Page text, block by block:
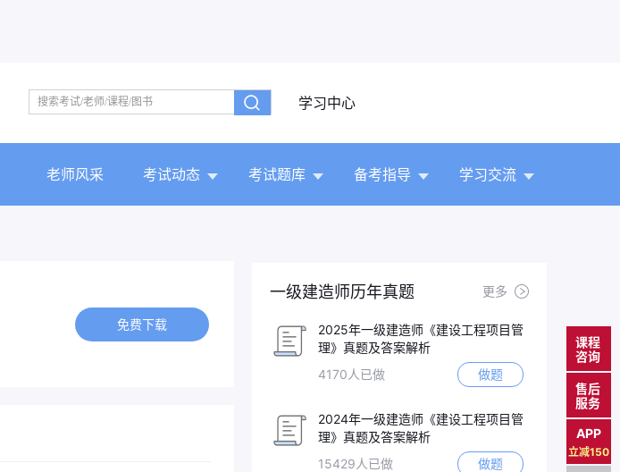
学习中心
老师风采 考试动态 考试题库 备考指导 学习交流
一级建造师历年真题 更多
2025年一级建造师《建设工程项目管
理》真题及答案解析
4170人已做
做题
2024年一级建造师《建设工程项目管
理》真题及答案解析
15429人已做
做题
免费下载
课程
咨询
售后
服务
APP
立减150